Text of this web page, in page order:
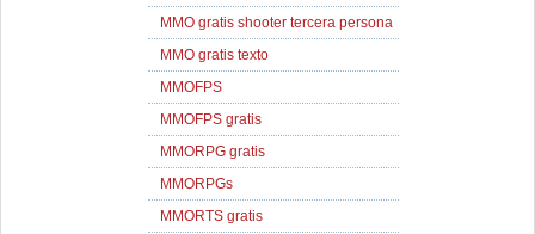
MMO gratis shooter tercera persona
MMO gratis texto
MMOFPS
MMOFPS gratis
MMORPG gratis
MMORPGs
MMORTS gratis